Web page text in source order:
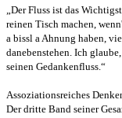
„Der Fluss ist das
reinen Tisch machen,
a bissl a Ahnung haben,
danebenstehen. Ich
seinen Gedankenfluss.“
Assoziationsreiches
Der dritte Band seiner